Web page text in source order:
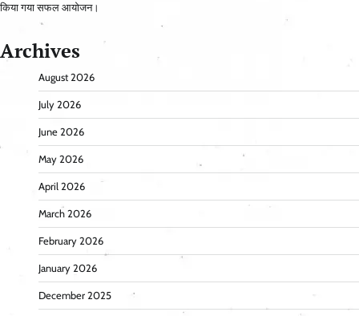
किया गया सफल आयोजन।
Archives
August 2026
July 2026
June 2026
May 2026
April 2026
March 2026
February 2026
January 2026
December 2025